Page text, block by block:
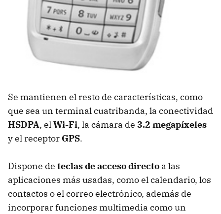
Se mantienen el resto de características, como
que sea un terminal cuatribanda, la conectividad
HSDPA, elWi-Fi, la cámara de 3.2 megapíxeles
y el receptor GPS.
Dispone de teclas de acceso directo a las
aplicaciones más usadas, como el calendario, los
contactos o el correo electrónico, además de
incorporar funciones multimedia como un